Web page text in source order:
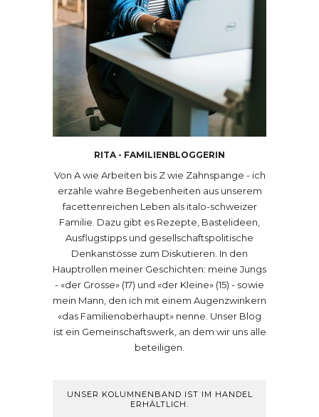
RITA - FAMILIENBLOGGERIN
Von A wie Arbeiten bis Z wie Zahnspange - ich
erzähle wahre Begebenheiten aus unserem
facettenreichen Leben als italo-schweizer
Familie. Dazu gibt es Rezepte, Bastelideen,
Ausflugstipps und gesellschaftspolitische
Denkanstösse zum Diskutieren. In den
Hauptrollen meiner Geschichten: meine Jungs
- «der Grosse» (17) und «der Kleine» (15) - sowie
mein Mann, den ich mit einem Augenzwinkern
«das Familienoberhaupt» nenne. Unser Blog
ist ein Gemeinschaftswerk, an dem wir uns alle
beteiligen.
UNSER KOLUMNENBAND IST IM HANDEL
ERHÄLTLICH.